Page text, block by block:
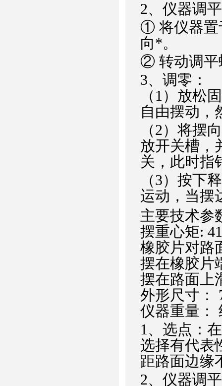
2、仪器调
① 将仪器置
向*。
② 转动调平
3、调零：
（1）放松
自由摆动，
（2）将摆
放开关槽，
关，此时指
（3）按下
运动，当摆
主要技术参
摆重心矩:
橡胶片对路
摆在橡胶片
摆在路面上
外形尺寸：
仪器重量：
1、选点：
选择有代表
距路面边缘
2、仪器调